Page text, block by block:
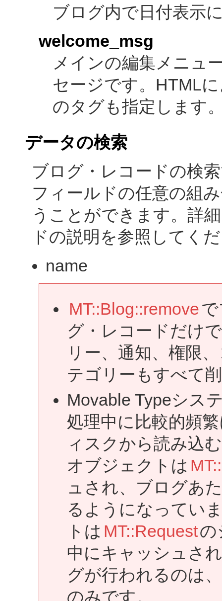
ブログ内で日付表示
welcome_msg
メインの編集メニュ
セージです。HTML
のタグも指定します
データの検索
ブログ・レコードの検
フィールドの任意の組
うことができます。詳
ドの説明を参照してく
name
MT::Blog::remove
グ・レコードだけ
リー、通知、権限
テゴリーもすべて
Movable Typeシス
処理中に比較的頻
ィスクから読み込
オブジェクトは
ュされ、ブログあ
るようになってい
トは MT::Requestの
中にキャッシュさ
グが行われるのは
のみです。